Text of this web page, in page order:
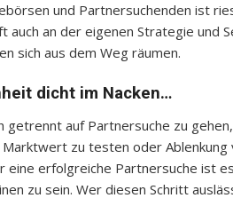
und Partnersuchenden ist
auch an der eigenen Strategie und
sich aus dem Weg räumen.
dicht im Nacken…
getrennt auf Partnersuche zu
zu testen oder Ablenkung
eine erfolgreiche Partnersuche ist
zu sein. Wer diesen Schritt